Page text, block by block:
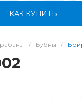
КАК КУПИТЬ
/ Бубны /